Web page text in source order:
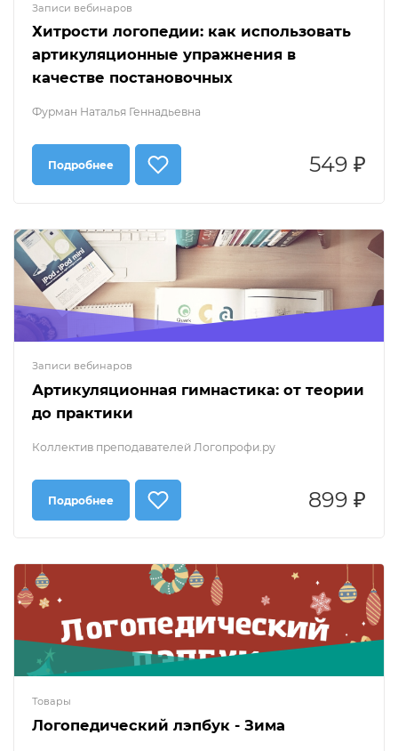
Записи вебинаров
Хитрости логопедии: как использовать
артикуляционные упражнения в
качестве постановочных
Фурман Наталья Геннадьевна
Подробнее 549 ₽
Записи вебинаров
Артикуляционная гимнастика: от теории
до практики
Коллектив преподавателей Логопрофи.ру
Подробнее 899 ₽
Товары
Логопедический лэпбук - Зима